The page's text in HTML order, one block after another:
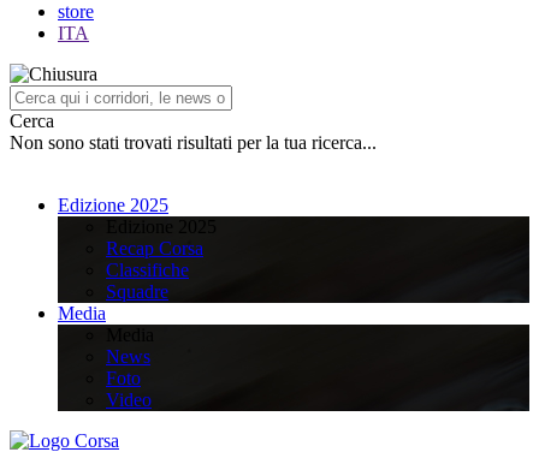
store
ITA
Cerca
Non sono stati trovati risultati per la tua ricerca...
Edizione 2025
Recap Corsa
Classifiche
Squadre
Media
News
Foto
Video